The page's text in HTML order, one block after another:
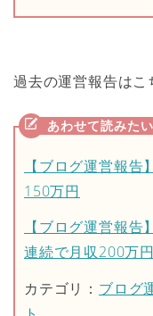
過去の運営報告はこ
【ブログ運営報
150万円
【ブログ運営報
連続で月収200万
カテゴリ： ブログ